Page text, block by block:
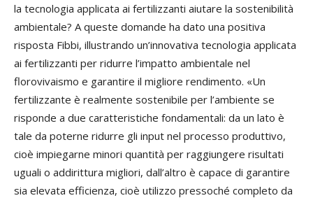
la tecnologia applicata ai fertilizzanti aiutare la sostenibilità
ambientale? A queste domande ha dato una positiva
risposta Fibbi, illustrando un’innovativa tecnologia applicata
ai fertilizzanti per ridurre l’impatto ambientale nel
florovivaismo e garantire il migliore rendimento. «Un
fertilizzante è realmente sostenibile per l’ambiente se
risponde a due caratteristiche fondamentali: da un lato è
tale da poterne ridurre gli input nel processo produttivo,
cioè impiegarne minori quantità per raggiungere risultati
uguali o addirittura migliori, dall’altro è capace di garantire
sia elevata efficienza, cioè utilizzo pressoché completo da